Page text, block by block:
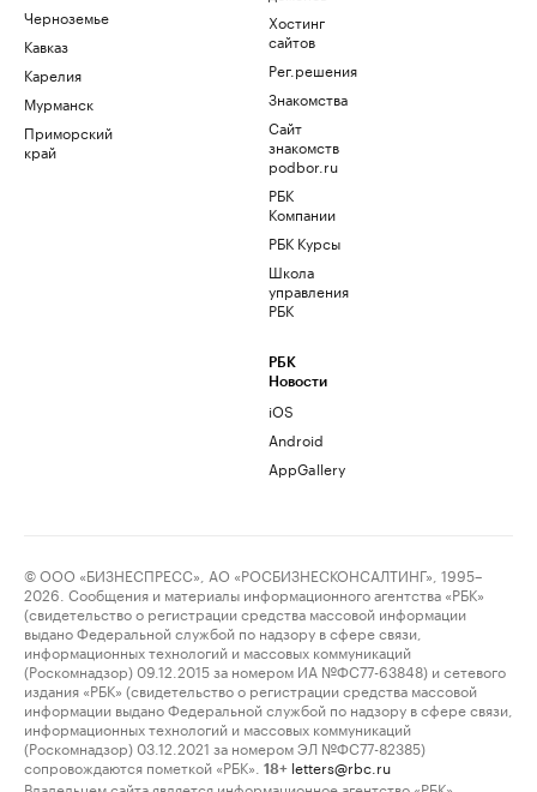
Черноземье
Кавказ
Карелия
Мурманск
Приморский
край
Хостинг
сайтов
Рег.решения
Знакомства
Сайт
знакомств
podbor.ru
РБК
Компании
РБК Курсы
Школа
управления
РБК
РБК
Новости
iOS
Android
AppGallery
© ООО «БИЗНЕСПРЕСС», АО «РОСБИЗНЕСКОНСАЛТИНГ», 1995–
2026. Сообщения и материалы информационного агентства «РБК»
(свидетельство о регистрации средства массовой информации
выдано Федеральной службой по надзору в сфере связи,
информационных технологий и массовых коммуникаций
(Роскомнадзор) 09.12.2015 за номером ИА №ФС77-63848) и сетевого
издания «РБК» (свидетельство о регистрации средства массовой
информации выдано Федеральной службой по надзору в сфере связи,
информационных технологий и массовых коммуникаций
(Роскомнадзор) 03.12.2021 за номером ЭЛ №ФС77-82385)
сопровождаются пометкой «РБК».
18+ letters@rbc.ru